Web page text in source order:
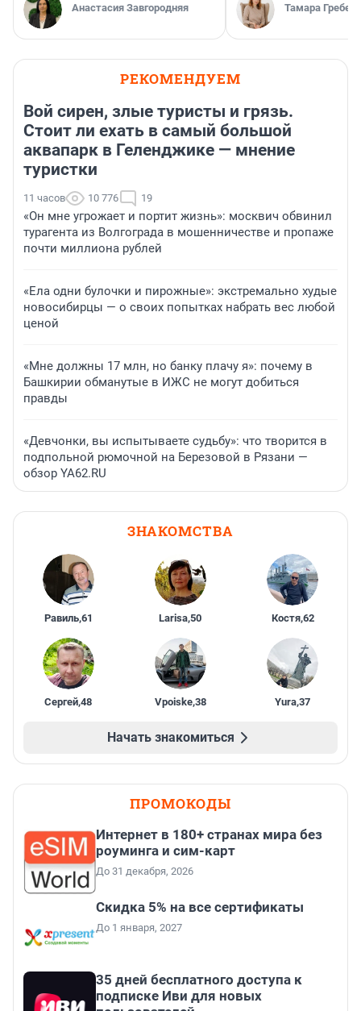
Анастасия Завгородняя Тамара
РЕКОМЕНДУЕМ
Вой сирен, злые туристы и грязь.
Стоит ли ехать в самый большой
аквапарк в Геленджике — мнение
туристки
11 часов 10 776 19
«Он мне угрожает и портит жизнь»: москвич обвинил
турагента из Волгограда в мошенничестве и пропаже
почти миллиона рублей
«Ела одни булочки и пирожные»: экстремально худые
новосибирцы — о своих попытках набрать вес любой
ценой
«Мне должны 17 млн, но банку плачу я»: почему в
Башкирии обманутые в ИЖС не могут добиться
правды
«Девчонки, вы испытываете судьбу»: что творится в
подпольной рюмочной на Березовой в Рязани —
обзор YA62.RU
ЗНАКОМСТВА
Равиль,61 Larisa,50 Костя,62
Сергей,48 Vpoiske,38 Yura,37
Начать знакомиться
ПРОМОКОДЫ
Интернет в 180+ странах мира без
роуминга и сим-карт
До 31 декабря, 2026
Скидка 5% на все сертификаты
До 1 января, 2027
35 дней бесплатного доступа к
подписке Иви для новых